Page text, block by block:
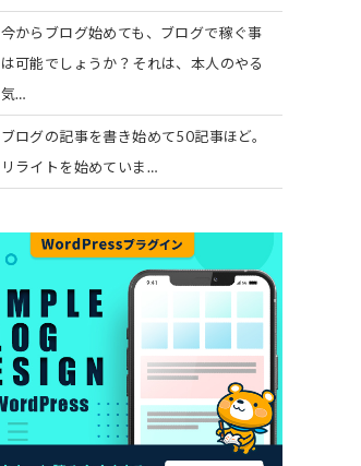
今からブログ始めても、ブログで稼ぐ事
は可能でしょうか？それは、本人のやる
気…
ブログの記事を書き始めて50記事ほど。
リライトを始めていま…